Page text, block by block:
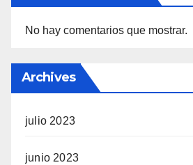
No hay comentarios que mostrar.
Archives
julio 2023
junio 2023